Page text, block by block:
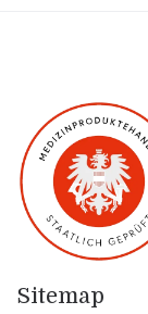
Sitemap